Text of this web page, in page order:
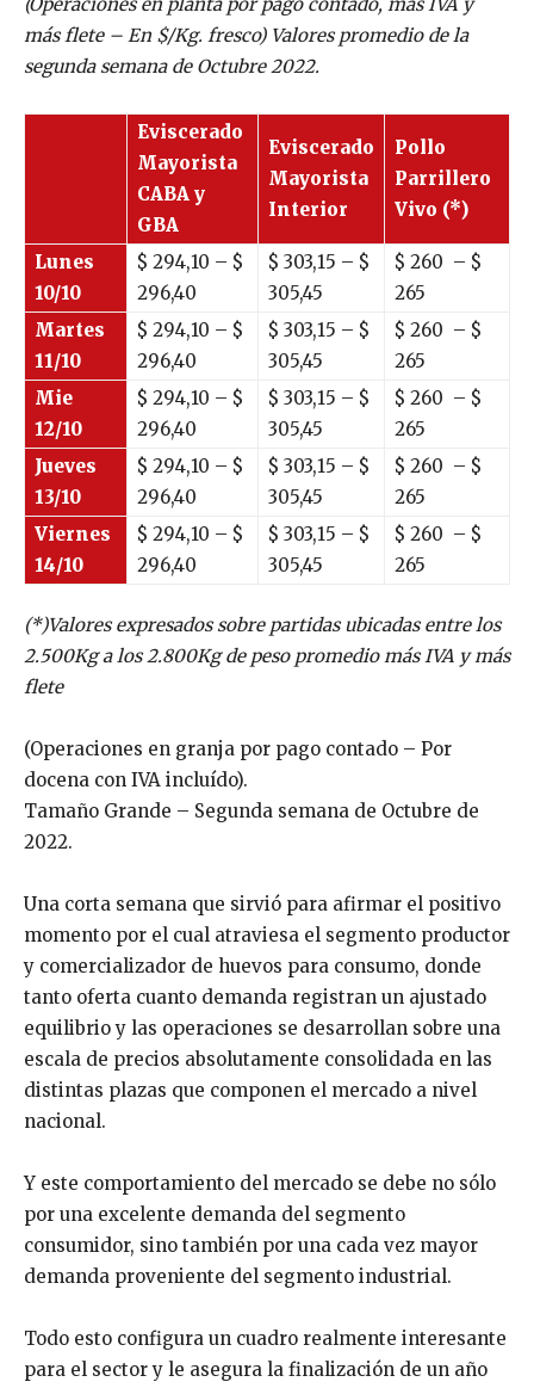
más flete – En $/Kg. fresco) Valores promedio de la
segunda semana de Octubre 2022.
Eviscerado
Mayorista
CABA y
GBA
Eviscerado
Mayorista
Interior
Pollo
Parrillero
Vivo (*)
Lunes
10/10
$ 294,10 – $
296,40
$ 303,15 – $
305,45
$ 260 – $
265
Martes
11/10
$ 294,10 – $
296,40
$ 303,15 – $
305,45
$ 260 – $
265
Mie
12/10
$ 294,10 – $
296,40
$ 303,15 – $
305,45
$ 260 – $
265
Jueves
13/10
$ 294,10 – $
296,40
$ 303,15 – $
305,45
$ 260 – $
265
Viernes
14/10
$ 294,10 – $
296,40
$ 303,15 – $
305,45
$ 260 – $
265
(*)Valores expresados sobre partidas ubicadas entre los
2.500Kg a los 2.800Kg de peso promedio más IVA y más
flete
(Operaciones en granja por pago contado – Por
docena con IVA incluído).
Tamaño Grande – Segunda semana de Octubre de
2022.
Una corta semana que sirvió para afirmar el positivo
momento por el cual atraviesa el segmento productor
y comercializador de huevos para consumo, donde
tanto oferta cuanto demanda registran un ajustado
equilibrio y las operaciones se desarrollan sobre una
escala de precios absolutamente consolidada en las
distintas plazas que componen el mercado a nivel
nacional.
Y este comportamiento del mercado se debe no sólo
por una excelente demanda del segmento
consumidor, sino también por una cada vez mayor
demanda proveniente del segmento industrial.
Todo esto configura un cuadro realmente interesante
para el sector y le asegura la finalización de un año